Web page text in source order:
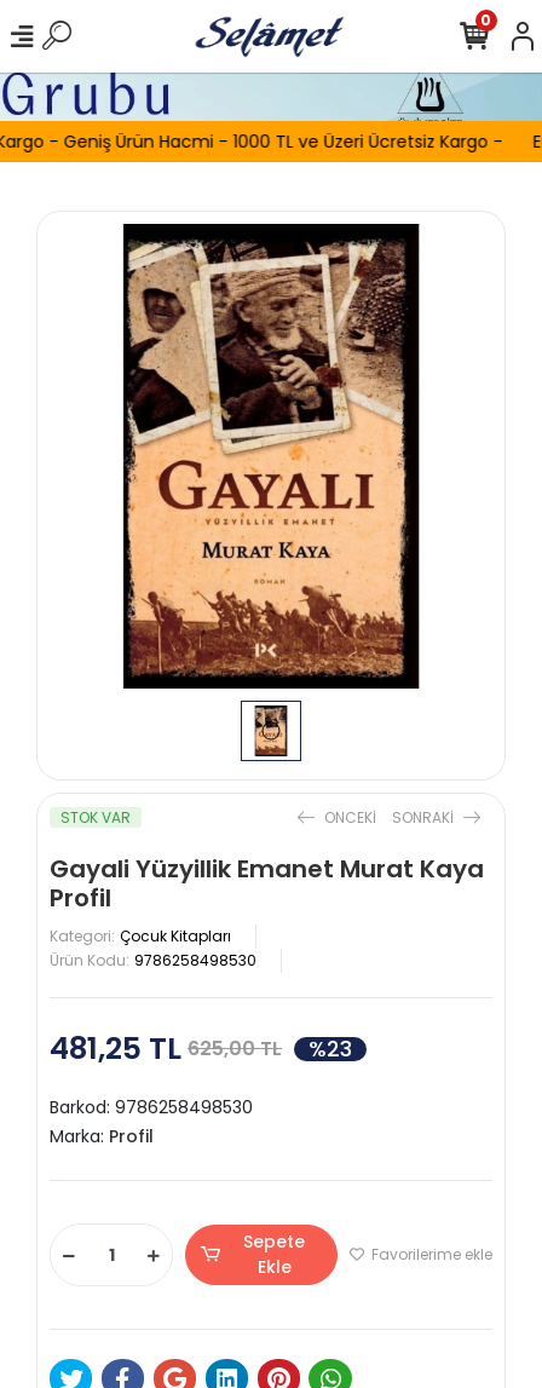
- Geniş Ürün Hacmi - 1000 TL ve Üzeri Ücretsiz Kargo -
0
STOK VAR ONCEKI SONRAKI
Gayali Yüzyillik Emanet Murat Kaya
Profil
Kategori: Çocuk Kitapları
Ürün Kodu: 9786258498530
481,25 TL 625,00 TL %23
Barkod: 9786258498530
Marka: Profil
Sepete
Ekle
Favorilerime ekle